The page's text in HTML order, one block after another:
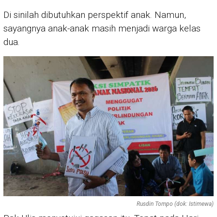
Di sinilah dibutuhkan perspektif anak. Namun,
sayangnya anak-anak masih menjadi warga kelas
dua.
Rusdin Tompo (dok: Istimewa)